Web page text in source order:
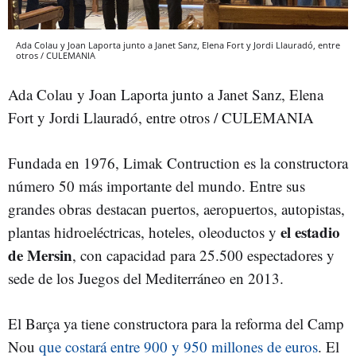
Ada Colau y Joan Laporta junto a Janet Sanz, Elena Fort y Jordi Llauradó, entre
otros / CULEMANIA
Ada Colau y Joan Laporta junto a Janet Sanz, Elena
Fort y Jordi Llauradó, entre otros / CULEMANIA
Fundada en 1976, Limak Contruction es la constructora
número 50 más importante del mundo. Entre sus
grandes obras destacan puertos, aeropuertos, autopistas,
plantas hidroeléctricas, hoteles, oleoductos y el estadio
de Mersin, con capacidad para 25.500 espectadores y
sede de los Juegos del Mediterráneo en 2013.
El Barça ya tiene constructora para la reforma del Camp
Nou que costará entre 900 y 950 millones de euros. El